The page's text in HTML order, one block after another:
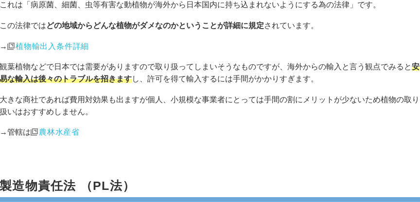
これは「病原菌、細菌、虫等有害な動植物が海外から日本国内に持ち込まれないようにする為の法律」です。
この法律ではどの地域からどんな植物がダメなのかということが詳細に規定されています。
→ 植物輸出入条件詳細
観葉植物などで日本では需要がありますので取り扱ってしまいそうなものですが、海外からの輸入と言う観点でみると安
易な輸入は後々のトラブルを招きますし、許可を得て輸入するには手間がかかりすぎます。
大きな商社であれば費用対効果も出ますが個人、小規模な事業者にとっては手間の割にメリットが少ないため植物の取り
扱いはおすすめしません。
→管轄は 農林水産省
製造物責任法 （PL法）